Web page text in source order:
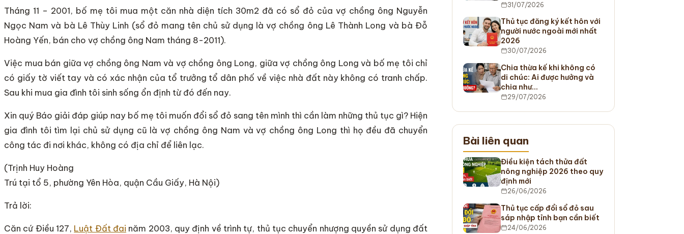
Tháng 11 – 2001, bố mẹ tôi mua một căn nhà diện tích 30m2 đã có sổ đỏ của vợ chồng ông Nguyễn
Ngọc Nam và bà Lê Thùy Linh (sổ đỏ mang tên chủ sử dụng là vợ chồng ông Lê Thành Long và bà Đỗ
Hoàng Yến, bán cho vợ chồng ông Nam tháng 8-2011).
Việc mua bán giữa vợ chồng ông Nam và vợ chồng ông Long, giữa vợ chồng ông Long và bố mẹ tôi chỉ
có giấy tờ viết tay và có xác nhận của tổ trưởng tổ dân phố về việc nhà đất này không có tranh chấp.
Sau khi mua gia đình tôi sinh sống ổn định từ đó đến nay.
Xin quý Báo giải đáp giúp nay bố mẹ tôi muốn đổi sổ đỏ sang tên mình thì cần làm những thủ tục gì? Hiện
gia đình tôi tìm lại chủ sử dụng cũ là vợ chồng ông Nam và vợ chồng ông Long thì họ đều đã chuyển
công tác đi nơi khác, không có địa chỉ để liên lạc.
(Trịnh Huy Hoàng
Trú tại tổ 5, phường Yên Hòa, quận Cầu Giấy, Hà Nội)
Trả lời:
Căn cứ Điều 127, Luật Đất đai năm 2003, quy định về trình tự, thủ tục chuyển nhượng quyền sử dụng đất
31/07/2026
Thủ tục đăng ký kết hôn với
người nước ngoài mới nhất
2026
30/07/2026
Chia thừa kế khi không có
di chúc: Ai được hưởng và
chia như…
29/07/2026
Bài liên quan
Điều kiện tách thửa đất
nông nghiệp 2026 theo quy
định mới
26/06/2026
Thủ tục cấp đổi sổ đỏ sau
sáp nhập tỉnh bạn cần biết
24/06/2026